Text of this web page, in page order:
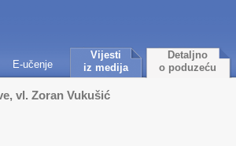
E-učenje
Vijesti
iz medija
Detaljno
o poduzeću
vl. Zoran Vukušić